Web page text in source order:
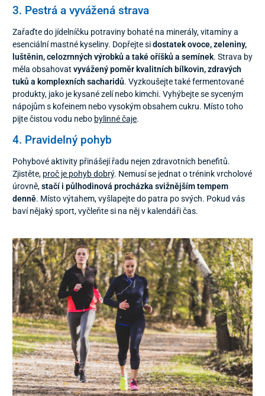
3. Pestrá a vyvážená strava
Zařaďte do jídelníčku potraviny bohaté na minerály, vitamíny a
esenciální mastné kyseliny. Dopřejte sidostatek ovoce, zeleniny,
luštěnin, celozrnných výrobků a také oříšků a semínek. Strava by
měla obsahovat vyvážený poměr kvalitních bílkovin, zdravých
tuků a komplexních sacharidů. Vyzkoušejte také fermentované
produkty, jako je kysané zelí nebo kimchi. Vyhýbejte se syceným
nápojům s kofeinem nebo vysokým obsahem cukru. Místo toho
pijte čistou vodu nebo bylinné čaje.
4. Pravidelný pohyb
Pohybové aktivity přinášejí řadu nejen zdravotních benefitů.
Zjistěte, proč je pohyb dobrý. Nemusí se jednat o trénink vrcholové
úrovně,stačí i půlhodinová procházka svižnějším tempem
denně. Místo výtahem, vyšlapejte do patra po svých. Pokud vás
baví nějaký sport, vyčleňte si na něj v kalendáři čas.